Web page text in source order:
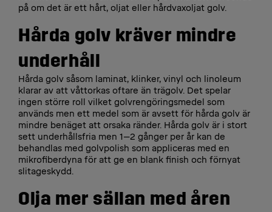
på om det är ett hårt, oljat eller hårdvaxoljat golv.
Hårda golv kräver mindre
underhåll
Hårda golv såsom laminat, klinker, vinyl och linoleum
klarar av att våttorkas oftare än trägolv. Det spelar
ingen större roll vilket golvrengöringsmedel som
används men ett medel som är avsett för hårda golv är
mindre benäget att orsaka ränder. Hårda golv är i stort
sett underhållsfria men 1–2 gånger per år kan de
behandlas med golvpolish som appliceras med en
mikrofiberdyna för att ge en blank finish och förnyat
slitageskydd.
Olja mer sällan med åren